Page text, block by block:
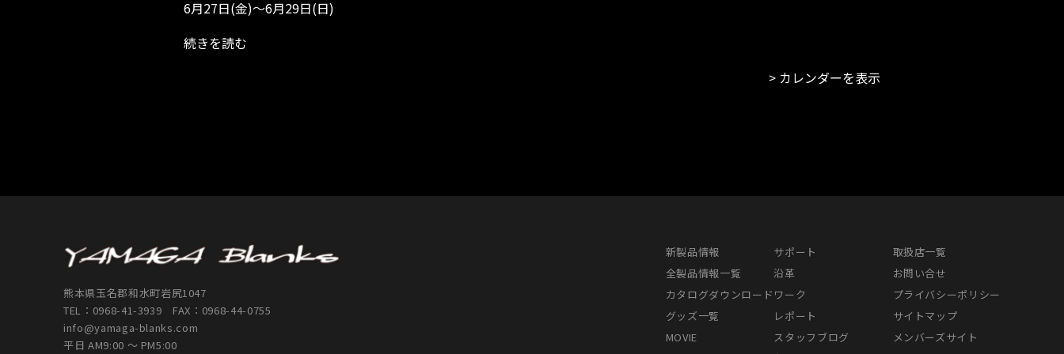
6月27日(金)～6月29日(日)
続きを読む
カレンダーを表示
熊本県玉名郡和水町岩尻1047
TEL： 0968-41-3939 FAX：0968-44-0755
info@yamaga-blanks.com
平日 AM9:00 ～ PM5:00
新製品情報
全製品情報一覧
カタログダウンロード
グッズ一覧
MOVIE
サポート
沿革
ワーク
レポート
スタッフブログ
取扱店一覧
お問い合せ
プライバシーポリシー
サイトマップ
メンバーズサイト